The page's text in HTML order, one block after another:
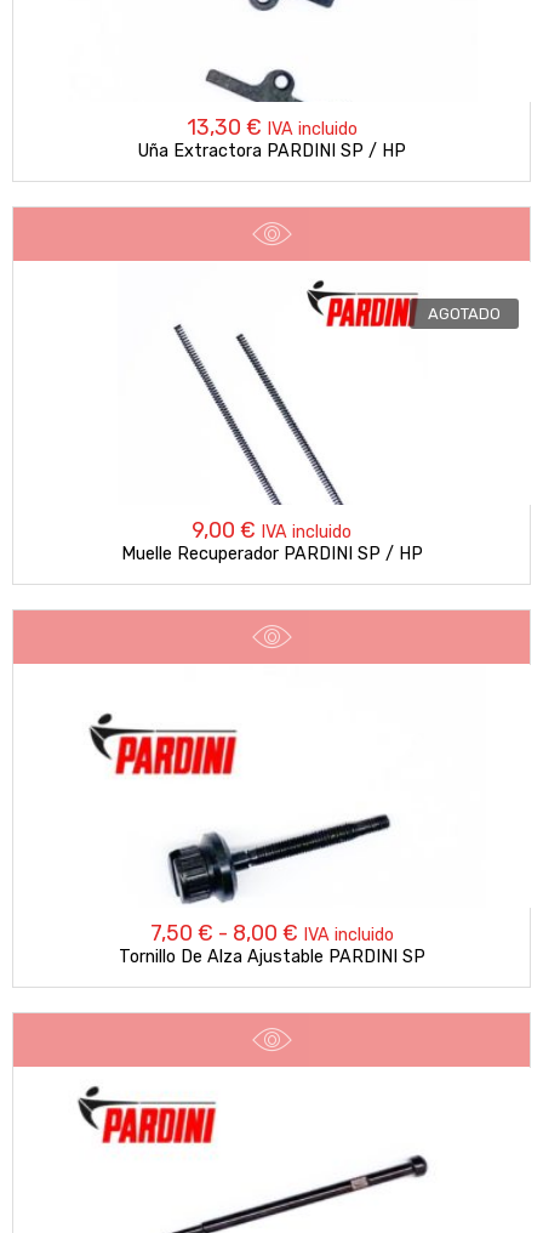
13,30 € IVA incluido
Uña Extractora PARDINI SP / HP
AGOTADO
9,00 € IVA incluido
Muelle Recuperador PARDINI SP / HP
7,50 € - 8,00 €Rango
de
precios:
IVA incluido
Tornillo De Alza Ajustable PARDINI SP